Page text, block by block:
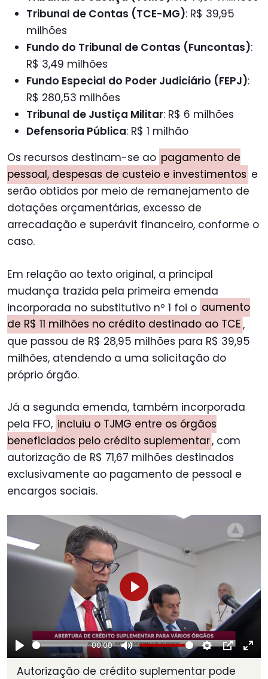
Tribunal de Contas (TCE-MG): R$ 39,95
milhões
Fundo do Tribunal de Contas (Funcontas):
R$ 3,49 milhões
Fundo Especial do Poder Judiciário (FEPJ):
R$ 280,53 milhões
Tribunal de Justiça Militar: R$ 6 milhões
Defensoria Pública: R$ 1 milhão
Os recursos destinam-se ao pagamento de
pessoal, despesas de custeio e investimentos e
serão obtidos por meio de remanejamento de
dotações orçamentárias, excesso de
arrecadação e superávit financeiro, conforme o
caso.
Em relação ao texto original, a principal
mudança trazida pela primeira emenda
incorporada no substitutivo nº 1 foi o aumento
de R$ 11 milhões no crédito destinado ao TCE,
que passou de R$ 28,95 milhões para R$ 39,95
milhões, atendendo a uma solicitação do
próprio órgão.
Já a segunda emenda, também incorporada
pela FFO, incluiu o TJMG entre os órgãos
beneficiados pelo crédito suplementar, com
autorização de R$ 71,67 milhões destinados
exclusivamente ao pagamento de pessoal e
encargos sociais.
Play
00:00
Mute Settings
PIP
Play
Autorização de crédito suplementar pode